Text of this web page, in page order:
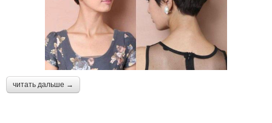
читать дальше →